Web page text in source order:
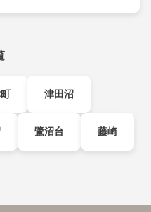
津田沼
鷺沼台 藤崎